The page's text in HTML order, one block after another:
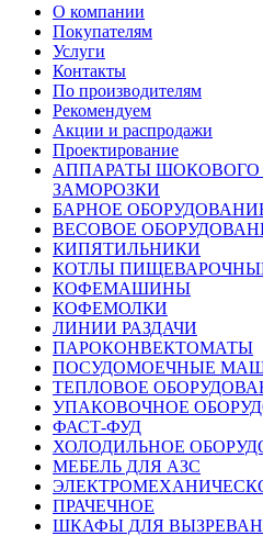
О компании
Покупателям
Услуги
Контакты
По производителям
Рекомендуем
Акции и распродажи
Проектирование
АППАРАТЫ
ЗАМОРОЗКИ
БАРНОЕ
ВЕСОВОЕ
КИПЯТИЛЬНИКИ
КОТЛЫ
КОФЕМАШИНЫ
КОФЕМОЛКИ
ЛИНИИ РАЗДАЧИ
ПАРОКОНВЕКТОМАТЫ
ПОСУДОМОЕЧНЫЕ
ТЕПЛОВОЕ
УПАКОВОЧНОЕ
ФАСТ-ФУД
ХОЛОДИЛЬНОЕ
МЕБЕЛЬ ДЛЯ АЗС
ПРАЧЕЧНОЕ
ШКАФЫ ДЛЯ